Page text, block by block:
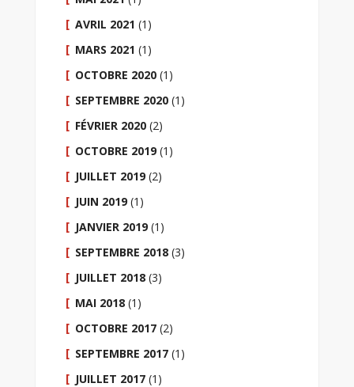
AVRIL 2021 (1)
MARS 2021 (1)
OCTOBRE 2020 (1)
SEPTEMBRE 2020 (1)
FÉVRIER 2020 (2)
OCTOBRE 2019 (1)
JUILLET 2019 (2)
JUIN 2019 (1)
JANVIER 2019 (1)
SEPTEMBRE 2018 (3)
JUILLET 2018 (3)
MAI 2018 (1)
OCTOBRE 2017 (2)
SEPTEMBRE 2017 (1)
JUILLET 2017 (1)